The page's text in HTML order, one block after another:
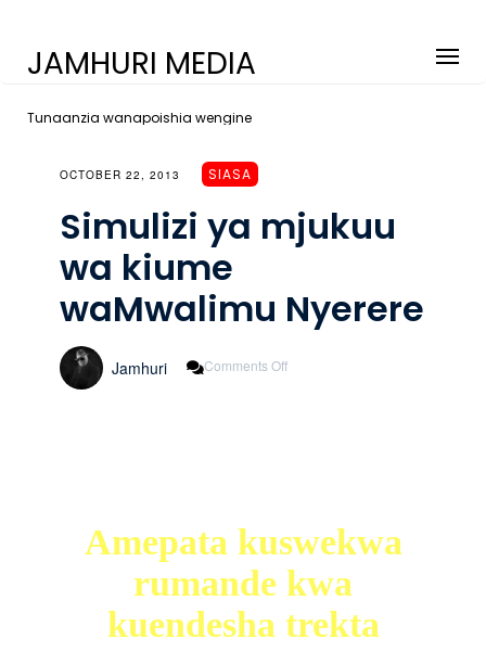
JAMHURI MEDIA
Tunaanzia wanapoishia wengine
OCTOBER 22, 2013 SIASA
Simulizi ya mjukuu
wa kiume
waMwalimu Nyerere
Jamhuri Comments Off
Amepata kuswekwa
rumande kwa
kuendesha trekta